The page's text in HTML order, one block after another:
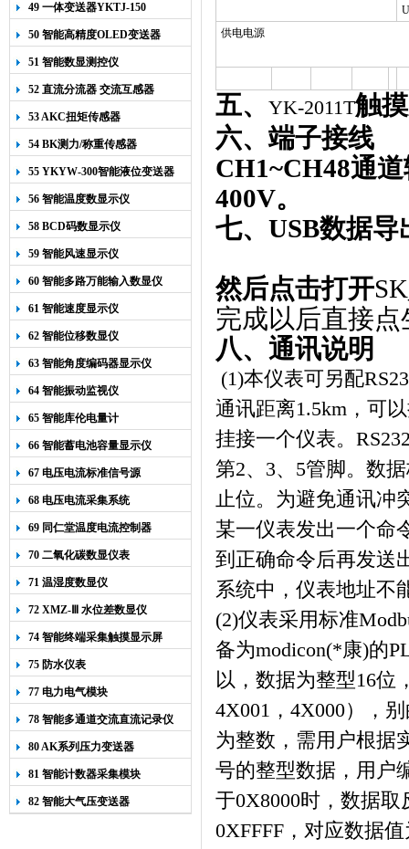
49 一体变送器YKTJ-150
50 智能高精度OLED变送器
YK-218
51 智能数显测控仪
52 直流分流器 交流互感器
53 AKC扭矩传感器
54 BK测力/称重传感器
55 YKYW-300智能液位变送器
56 智能温度数显示仪
58 BCD码数显示仪
59 智能风速显示仪
60 智能多路万能输入数显仪
61 智能速度显示仪
62 智能位移数显仪
63 智能角度编码器显示仪
64 智能振动监视仪
65 智能库伦电量计
66 智能蓄电池容量显示仪
67 电压电流标准信号源
68 电压电流采集系统
69 同仁堂温度电流控制器
70 二氧化碳数显仪表
71 温湿度数显仪
72 XMZ-Ⅲ 水位差数显仪
74 智能终端采集触摸显示屏
75 防水仪表
77 电力电气模块
78 智能多通道交流直流记录仪
80 AK系列压力变送器
81 智能计数器采集模块
82 智能大气压变送器
U
供电电源
五、 YK-2011T触
六、端子接线
CH1~CH48通
400V。
七、USB数据导
然后点击打开
完成以后直接
八、通讯说明
(1)本仪表可另配
通讯距离1.5km，可
挂接一个仪表。
第2、3、5管脚。数
止位。为避免通讯冲
某一仪表发出一个命
到正确命令后再发送
系统中，仪表地址不
(2)仪表采用标准
备为modicon(*康)的
以，数据为整型16位
4X001，4X000），
为整数，需用户根据
号的整型数据，用户
于0X8000时，数据
0XFFFF，对应数据